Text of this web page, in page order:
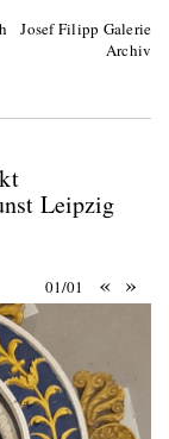
Josef Filipp Galerie
Archiv
Leipzig
01/01 « »